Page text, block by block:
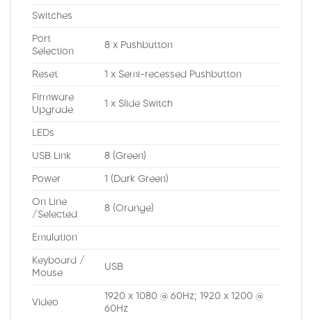
Switches
Port
Selection
8 x Pushbutton
Reset 1 x Semi-recessed Pushbutton
Firmware
Upgrade
1 x Slide Switch
LEDs
USB Link 8 (Green)
Power 1 (Dark Green)
On Line
/Selected
8 (Orange)
Emulation
Keyboard /
Mouse
USB
Video
1920 x 1080 @ 60Hz; 1920 x 1200 @
60Hz